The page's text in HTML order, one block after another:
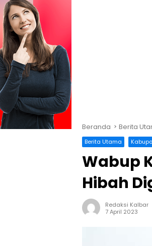
Beranda Berita
Berita Utama
Wabup
Hibah
Redaksi Kalbar
7 April 2023